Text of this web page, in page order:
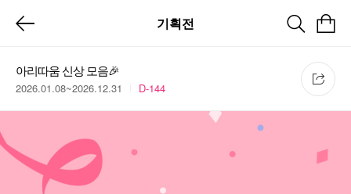
기획전
아리따움 신상 모음🎉
2026.01.08~2026.12.31 D-144